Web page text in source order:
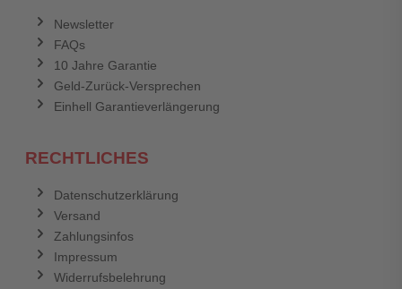
Newsletter
FAQs
10 Jahre Garantie
Geld-Zurück-Versprechen
Einhell Garantieverlängerung
RECHTLICHES
Datenschutzerklärung
Versand
Zahlungsinfos
Impressum
Widerrufsbelehrung